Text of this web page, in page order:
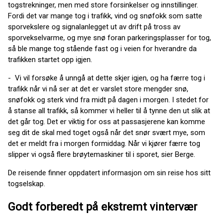
togstrekninger, men med store forsinkelser og innstillinger.
Fordi det var mange tog i trafikk, vind og snøfokk som satte
sporvekslere og signalanlegget ut av drift på tross av
sporvekselvarme, og mye snø foran parkeringsplasser for tog,
så ble mange tog stående fast og i veien for hverandre da
trafikken startet opp igjen.
- Vi vil forsøke å unngå at dette skjer igjen, og ha færre tog i
trafikk når vi nå ser at det er varslet store mengder snø,
snøfokk og sterk vind fra midt på dagen i morgen. I stedet for
å stanse all trafikk, så kommer vi heller til å tynne den ut slik at
det går tog. Det er viktig for oss at passasjerene kan komme
seg dit de skal med toget også når det snør svært mye, som
det er meldt fra i morgen formiddag. Når vi kjører færre tog
slipper vi også flere brøytemaskiner til i sporet, sier Berge.
De reisende finner oppdatert informasjon om sin reise hos sitt
togselskap.
Godt forberedt på ekstremt vintervær